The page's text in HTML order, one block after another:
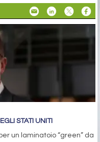
STATI UNITI
un laminatoio “green” da